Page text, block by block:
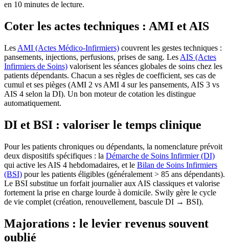
en 10 minutes de lecture.
Coter les actes techniques : AMI et AIS
Les AMI (Actes Médico-Infirmiers) couvrent les gestes techniques :
pansements, injections, perfusions, prises de sang. Les AIS (Actes
Infirmiers de Soins) valorisent les séances globales de soins chez les
patients dépendants. Chacun a ses règles de coefficient, ses cas de
cumul et ses pièges (AMI 2 vs AMI 4 sur les pansements, AIS 3 vs
AIS 4 selon la DI). Un bon moteur de cotation les distingue
automatiquement.
DI et BSI : valoriser le temps clinique
Pour les patients chroniques ou dépendants, la nomenclature prévoit
deux dispositifs spécifiques : la Démarche de Soins Infirmier (DI)
qui active les AIS 4 hebdomadaires, et le Bilan de Soins Infirmiers
(BSI) pour les patients éligibles (généralement > 85 ans dépendants).
Le BSI substitue un forfait journalier aux AIS classiques et valorise
fortement la prise en charge lourde à domicile. Swily gère le cycle
de vie complet (création, renouvellement, bascule DI → BSI).
Majorations : le levier revenus souvent
oublié